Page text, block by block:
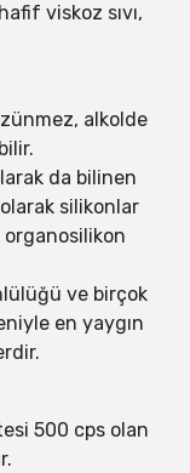
viskoz sıvı,
alkolde
da bilinen
silikonlar
organosilikon
ve birçok
en yaygın
500 cps olan